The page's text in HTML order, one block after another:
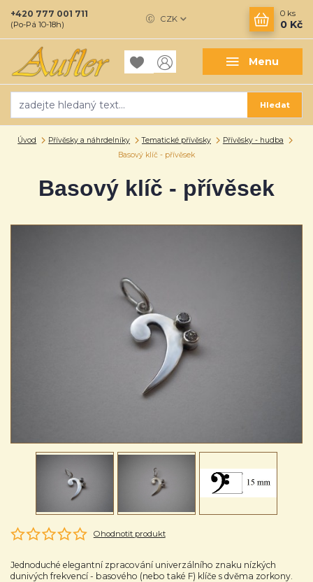
Menu
CZK
Hledat
+420 777 001 711
(Po-Pá 10-18h)
0 ks
0 Kč
Úvod Přívěsky a náhrdelníky Tematické přívěsky
Přívěsky - hudba
Basový klíč - přívěsek
Basový klíč - přívěsek
Ohodnotit produkt
Jednoduché elegantní zpracování univerzálního znaku nízkých
dunivých frekvencí - basového (nebo také F) klíče s dvěma zorkony.